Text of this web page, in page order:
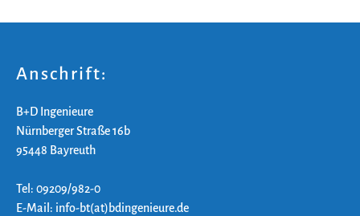
Anschrift:
B+D Ingenieure
Nürnberger Straße 16b
95448 Bayreuth
Tel: 09209/982-0
E-Mail: info-bt(at)bdingenieure.de